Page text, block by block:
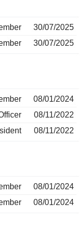
30/07/2025
30/07/2025
08/01/2024
08/11/2022
08/11/2022
08/01/2024
08/01/2024